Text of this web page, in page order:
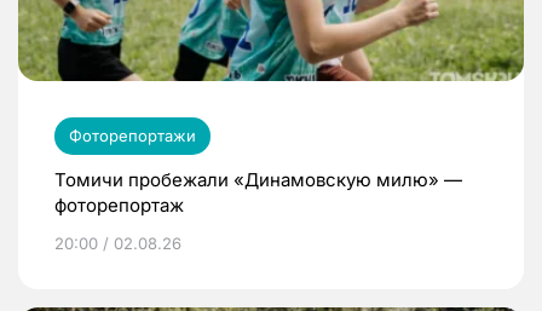
Фоторепортажи
Томичи пробежали «Динамовскую милю» —
фоторепортаж
20:00 / 02.08.26